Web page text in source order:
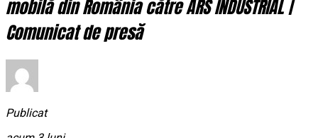
mobilă din România către ARS INDUSTRIAL |
Comunicat de presă
Publicat